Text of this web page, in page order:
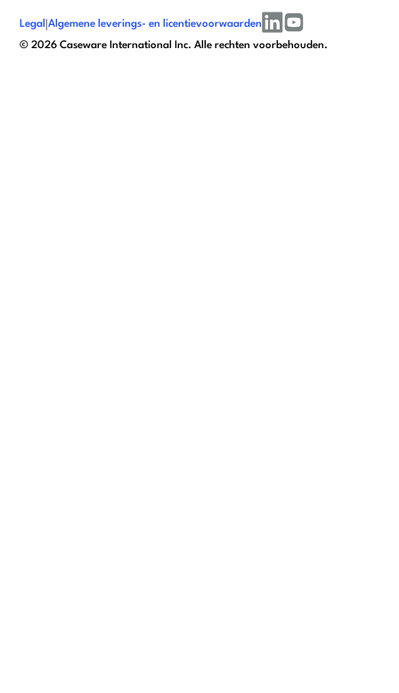
©2026 Caseware International Inc. Alle rechten voorbehouden.
Legal |Algemene leverings- en licentievoorwaarden
linkedinyoutube